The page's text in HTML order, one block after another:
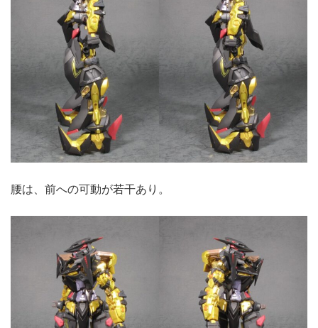
腰は、前への可動が若干あり。